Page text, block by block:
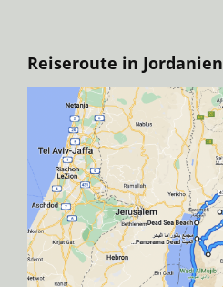
Reiseroute in Jordanien